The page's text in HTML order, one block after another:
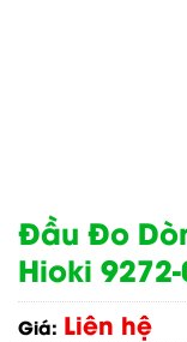
Đầu Đo
Hioki
Giá: Liên hệ